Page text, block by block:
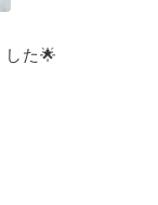
た🌟